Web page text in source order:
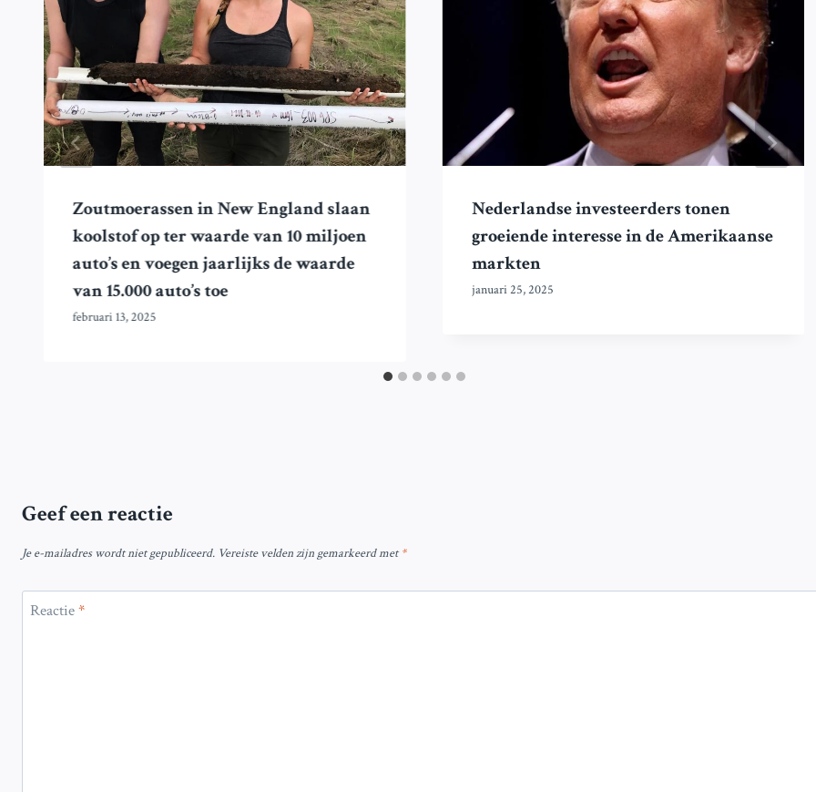
Zoutmoerassen in New England slaan
koolstof op ter waarde van 10 miljoen
auto’s en voegen jaarlijks de waarde
van 15.000 auto’s toe
februari 13, 2025
Nederlandse investeerders tonen
groeiende interesse in de Amerikaanse
markten
januari 25, 2025
Geef een reactie
Je e-mailadres wordt niet gepubliceerd. Vereiste velden zijn gemarkeerd met*
Reactie*